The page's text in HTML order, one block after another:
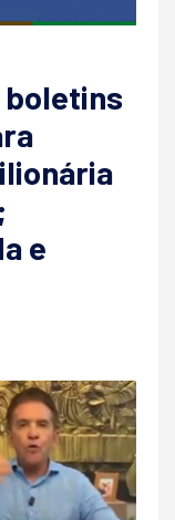
boletins
e